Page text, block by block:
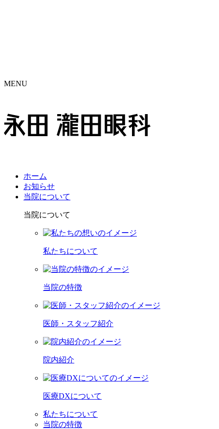
MENU
ホーム
お知らせ
当院について
当院について
私たちについて
当院の特徴
医師・スタッフ紹介
院内紹介
医療DXについて
私たちについて
当院の特徴